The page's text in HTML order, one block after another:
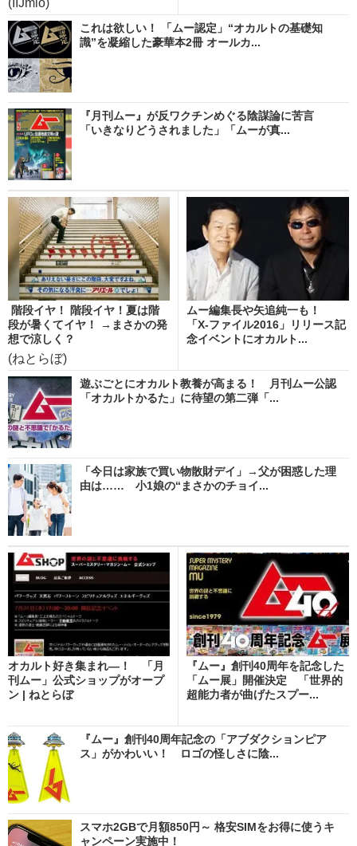
これは欲しい！ 「ムー認定」“オカルトの基礎知
識”を凝縮した豪華本2冊 オールカ...
『月刊ムー』が反ワクチンめぐる陰謀論に苦言
「いきなりどうされました」「ムーが真...
階段イヤ！ 階段イヤ！夏は階
段が暑くてイヤ！ →まさかの発
想で涼しく？
(ねとらぼ)
ムー編集長や矢追純一も！
「X-ファイル2016」リリース記
念イベントにオカルト...
遊ぶごとにオカルト教養が高まる！ 月刊ムー公認
「オカルトかるた」に待望の第二弾「...
「今日は家族で買い物散財デイ」→父が困惑した理
由は…… 小1娘の“まさかのチョイ...
オカルト好き集まれ―！ 「月
刊ムー」公式ショップがオープ
ン | ねとらぼ
『ムー』創刊40周年を記念した
「ムー展」開催決定 「世界的
超能力者が曲げたスプー...
『ムー』創刊40周年記念の「アブダクションピア
ス」がかわいい！ ロゴの怪しさに陰...
スマホ2GBで月額850円～ 格安SIMをお得に使うキ
ャンペーン実施中！